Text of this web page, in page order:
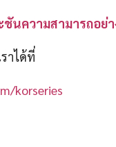
ชันความสามารถอ
าได้ที่
korseries